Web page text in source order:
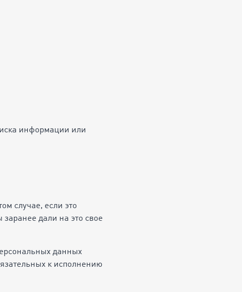
информации или
случае, если это
дали на это свое
данных
к исполнению